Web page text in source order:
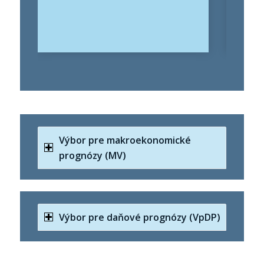
Výbor pre makroekonomické
prognózy (MV)
Výbor pre daňové prognózy (VpDP)